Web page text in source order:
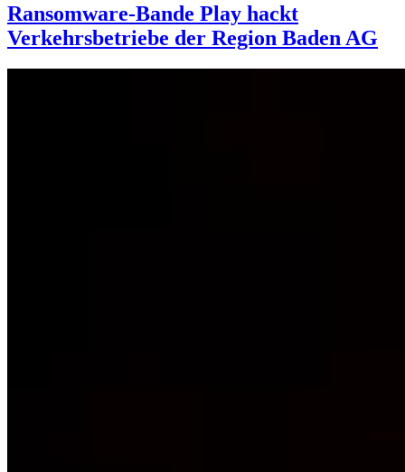
Ransomware-Bande Play hackt
Verkehrsbetriebe der Region Baden AG